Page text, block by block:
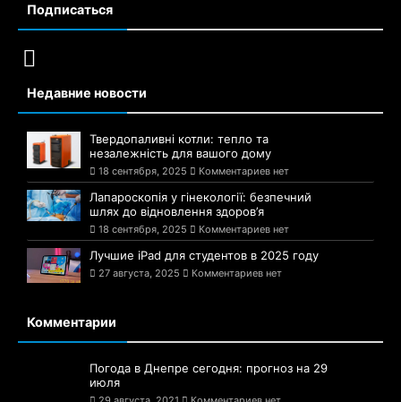
Подписаться
Недавние новости
Твердопаливні котли: тепло та
незалежність для вашого дому
18 сентября, 2025 Комментариев нет
Лапароскопія у гінекології: безпечний
шлях до відновлення здоров’я
18 сентября, 2025 Комментариев нет
Лучшие iPad для студентов в 2025 году
27 августа, 2025 Комментариев нет
Комментарии
Погода в Днепре сегодня: прогноз на 29
июля